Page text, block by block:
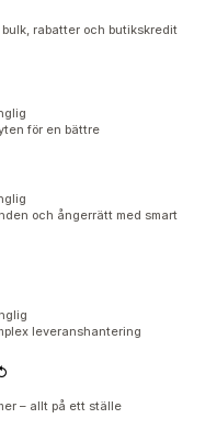
rabatter och butikskredit
för en bättre
och ångerrätt med smart
leveranshantering
– allt på ett ställe